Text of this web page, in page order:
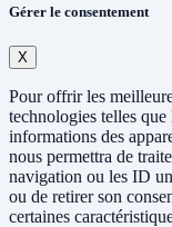
Gérer le consentement
X
Pour offrir les
technologies telles
informations des
nous permettra de
navigation ou les ID
ou de retirer son
certaines